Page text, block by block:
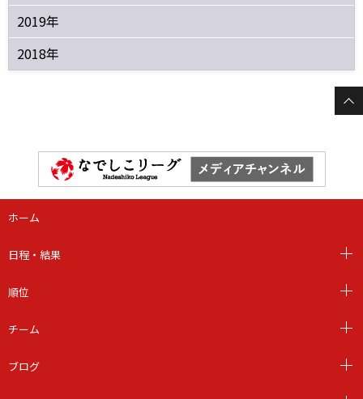
2019年
2018年
ホーム
日程・結果
順位
チーム
ブログ